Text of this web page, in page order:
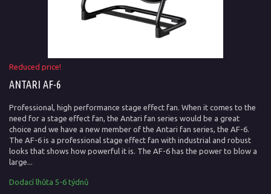
Reduced price!
ANTARI AF-6
Professional, high performance stage effect fan. When it comes to the
need for a stage effect fan, the Antari fan series would be a great
choice and we have a new member of the Antari fan series, the AF-6.
The AF-6 is a professional stage effect fan with industrial and robust
looks that shows how powerful it is. The AF-6 has the power to blow a
large...
Dodací lhůta 5-6 týdnů